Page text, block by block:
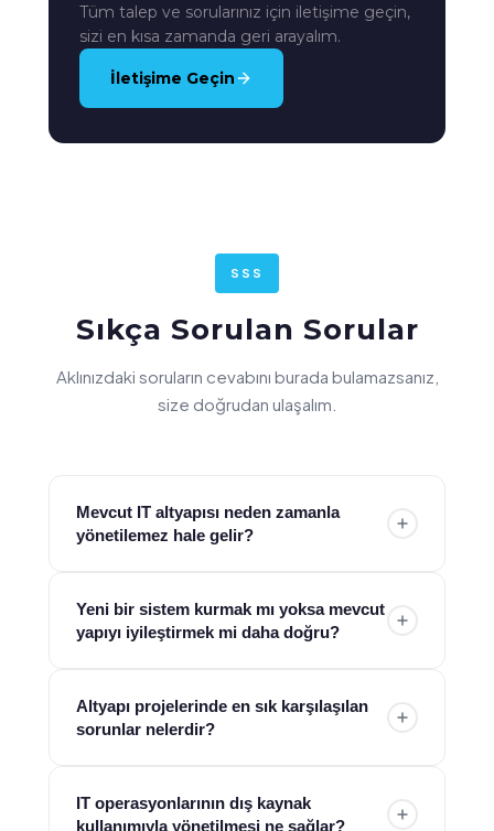
Tüm talep ve sorularınız için iletişime geçin,
sizi en kısa zamanda geri arayalım.
İletişime Geçin
SSS
Sıkça Sorulan Sorular
Aklınızdaki soruların cevabını burada bulamazsanız,
size doğrudan ulaşalım.
Mevcut IT altyapısı neden zamanla
yönetilemez hale gelir?
Farklı dönemlerde yapılan yatırımlar, birbiriyle
entegre olmayan sistemler ve artan iş yükleri
yol açar. ESH, mevcut altyapıyı analiz ederek bu
Yeni bir sistem kurmak mı yoksa mevcut
yapıyı iyileştirmek mi daha doğru?
Her durumda sıfırdan kurulum gerekmez. Çoğu
kurumda doğru planlama ile mevcut altyapı
iyileştirme seçeneklerini birlikte değerlendirerek
Altyapı projelerinde en sık karşılaşılan
sorunlar nelerdir?
Yanlış kapasite planlaması, eksik entegrasyon ve
operasyon süreçlerinin göz ardı edilmesi en
IT operasyonlarının dış kaynak
kullanımıyla yönetilmesi ne sağlar?